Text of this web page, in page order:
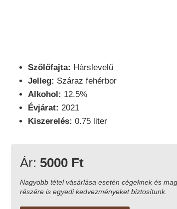
Szőlőfajta: Hárslevelű
Jelleg: Száraz fehérbor
Alkohol: 12.5%
Évjárat: 2021
Kiszerelés: 0.75 liter
Ár: 5000 Ft
Nagyobb tétel vásárlása esetén cégeknek és
részére is egyedi kedvezményeket biztosítunk.